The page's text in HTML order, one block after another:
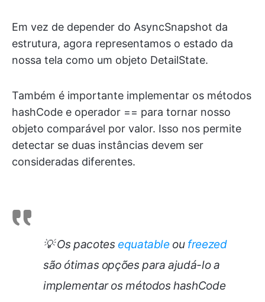
Em vez de depender do AsyncSnapshot da
estrutura, agora representamos o estado da
nossa tela como um objeto DetailState.
Também é importante implementar os métodos
hashCode e operador == para tornar nosso
objeto comparável por valor. Isso nos permite
detectar se duas instâncias devem ser
consideradas diferentes.
💡 Os pacotes equatableou freezed
são ótimas opções para ajudá-lo a
implementar os métodos hashCode